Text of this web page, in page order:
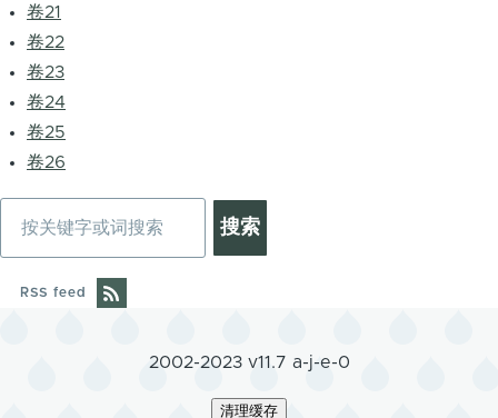
卷21
卷22
卷23
卷24
卷25
卷26
RSS feed
2002-2023 v11.7 a-j-e-0